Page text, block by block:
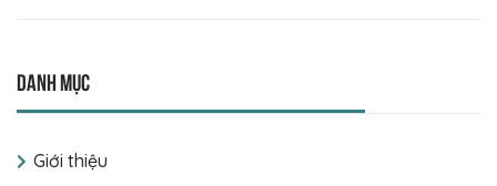
Danh mục
Giới thiệu